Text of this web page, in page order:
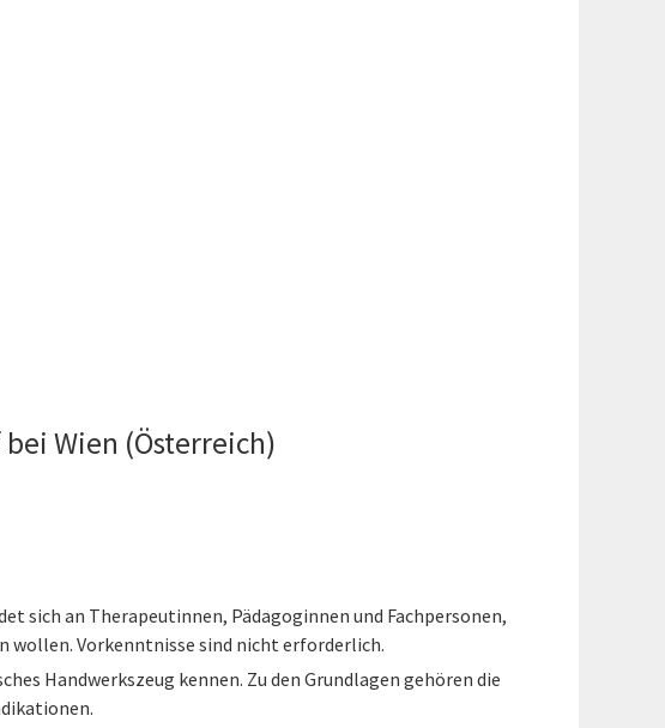
Wien (Österreich)
sich an Therapeutinnen, Pädagoginnen und Fachpersonen,
wollen. Vorkenntnisse sind nicht erforderlich.
Handwerkszeug kennen. Zu den Grundlagen gehören die